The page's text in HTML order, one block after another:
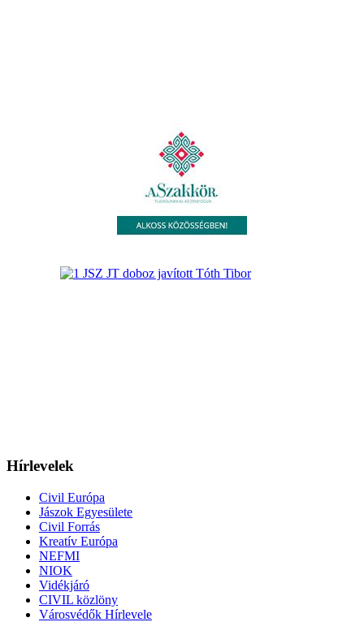
Hírlevelek
Civil Európa
Jászok Egyesülete
Civil Forrás
Kreatív Európa
NEFMI
NIOK
Vidékjáró
CIVIL közlöny
Városvédők Hírlevele